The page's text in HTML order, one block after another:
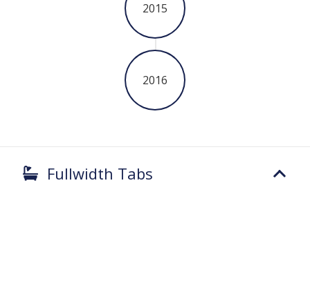
2015
2016
Fullwidth Tabs